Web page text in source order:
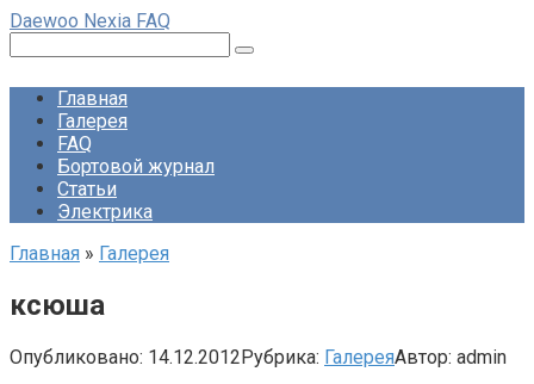
Перейти
контенту
Daewoo Nexia FAQ
Главная
Галерея
FAQ
Бортовой журнал
Статьи
Электрика
Главная » Галерея
ксюша
Опубликовано: 14.12.2012Рубрика: ГалереяАвтор: admin